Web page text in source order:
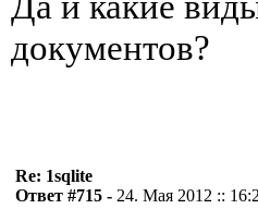
документов?
Re: 1sqlite
Ответ #715 - 24. Мая 2012 ::